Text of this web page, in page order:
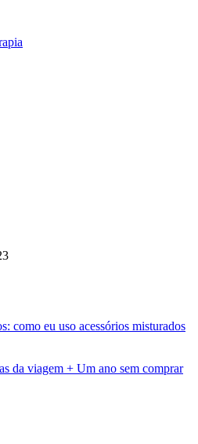
como eu uso acessórios misturados
da viagem + Um ano sem comprar